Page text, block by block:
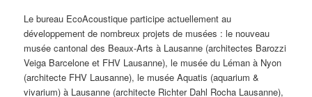
Le bureau EcoAcoustique participe actuellement au
développement de nombreux projets de musées : le nouveau
musée cantonal des Beaux-Arts à Lausanne (architectes Barozzi
Veiga Barcelone et FHV Lausanne), le musée du Léman à Nyon
(architecte FHV Lausanne), le musée Aquatis (aquarium &
vivarium) à Lausanne (architecte Richter Dahl Rocha Lausanne),